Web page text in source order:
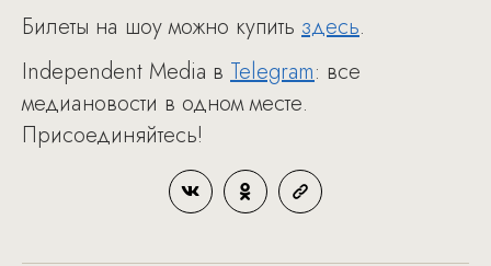
Билеты на шоу можно купить здесь.
Independent Media в Telegram: все
медиановости в одном месте.
Присоединяйтесь!